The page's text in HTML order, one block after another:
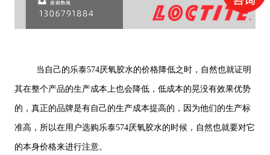
当自己的乐泰574厌氧胶水的价格降低之时，自然也就证明
其在整个产品的生产成本上也会降低，低成本的晃没有效果优势
的，真正的品牌是有自己的生产成本提高的，因为他们的生产标
准高，所以在用户选购乐泰574厌氧胶水的时候，自然也就要对它
的本身价格来进行注意。